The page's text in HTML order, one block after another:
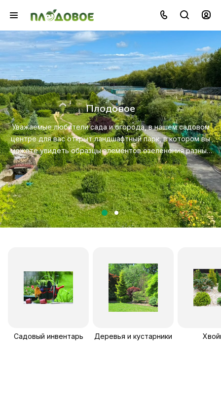
вы
разных
Озеленение
Создайте красивую и экологичную среду с
профессионального ландшафтного дизайна,
ухода за растениями.
Посмотреть услугу
Садовый инвентарь Деревья и кустарники